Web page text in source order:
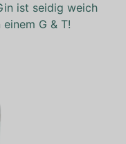
ist seidig weich
G & T!